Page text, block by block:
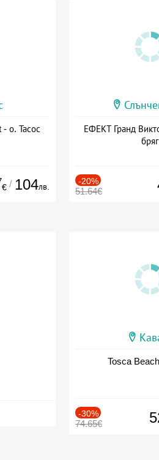
о. Тасос
€ / 104лв.
ЕФЕКТ Гранд
бряг
-20%
51.64€
Tosca
-30%
74.65€